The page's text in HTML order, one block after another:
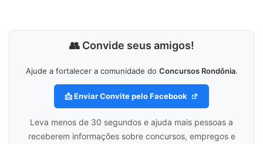
👥 Convide seus amigos!
Ajude a fortalecer a comunidade do Concursos Rondônia.
📩 Enviar Convite pelo Facebook
Leva menos de 30 segundos e ajuda mais pessoas a
receberem informações sobre concursos, empregos e